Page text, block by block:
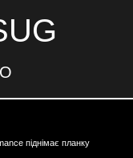
піднімає планку